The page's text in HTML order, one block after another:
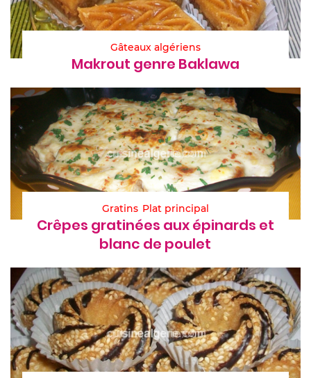
Gâteaux algériens
Makrout genre Baklawa
Gratins Plat principal
Crêpes gratinées aux épinards et
blanc de poulet